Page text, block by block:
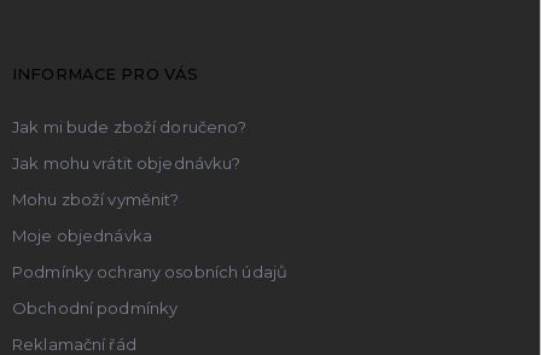
INFORMACE PRO VÁS
Jak mi bude zboží doručeno?
Jak mohu vrátit objednávku?
Mohu zboží vyměnit?
Moje objednávka
Podmínky ochrany osobních údajů
Obchodní podmínky
Reklamační řád